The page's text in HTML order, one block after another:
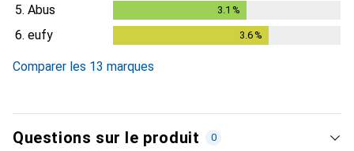
5. Abus 3.1 %
6. eufy 3.6%
Comparer les 13 marques
Questions sur le produit 0